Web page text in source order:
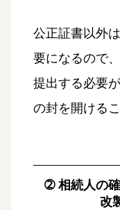
公正証書以外
要になるので
提出する必要
の封を開ける
➁ 相続人の
改